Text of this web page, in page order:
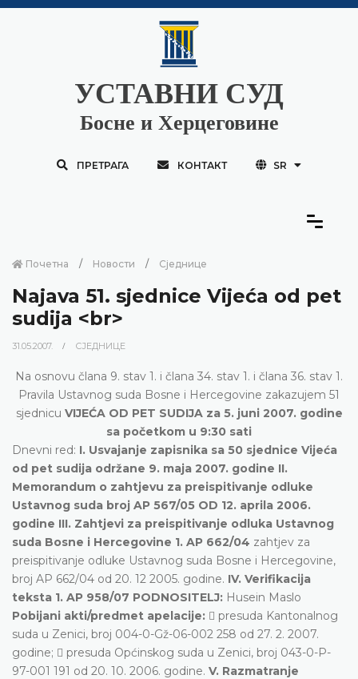
УСТАВНИ СУД
Босне и Херцеговине
ПРЕТРАГА КОНТАКТ SR
Почетна Новости Сједнице
Najava 51. sjednice Vijeća od pet
sudija <br>
31.05.2007. СЈЕДНИЦЕ
Na osnovu člana 9. stav 1. i člana 34. stav 1. i člana 36. stav 1.
Pravila Ustavnog suda Bosne i Hercegovine zakazujem 51
sjednicu VIJEĆA OD PET SUDIJA za 5. juni 2007. godine
sa početkom u 9:30 sati
Dnevni red: I. Usvajanje zapisnika sa 50 sjednice Vijeća
od pet sudija održane 9. maja 2007. godine II.
Memorandum o zahtjevu za preispitivanje odluke
Ustavnog suda broj AP 567/05 OD 12. aprila 2006.
godine III. Zahtjevi za preispitivanje odluka Ustavnog
suda Bosne i Hercegovine 1. AP 662/04 zahtjev za
preispitivanje odluke Ustavnog suda Bosne i Hercegovine,
broj AP 662/04 od 20. 12 2005. godine. IV. Verifikacija
teksta 1. AP 958/07 PODNOSITELJ: Husein Maslo
Pobijani akti/predmet apelacije:  presuda Kantonalnog
suda u Zenici, broj 004-0-Gž-06-002 258 od 27. 2. 2007.
godine;  presuda Općinskog suda u Zenici, broj 043-0-P-
97-001 191 od 20. 10. 2006. godine. V. Razmatranje